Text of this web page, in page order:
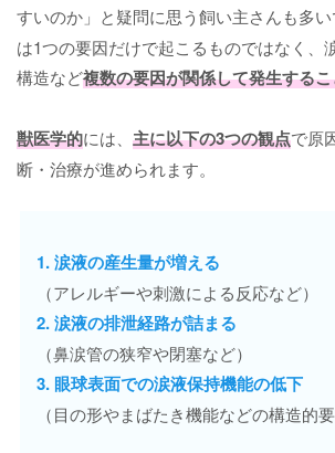
すいのか」と疑問に思う飼い主さんも多い
は1つの要因だけで起こるものではなく、
構造など複数の要因が関係して発生する
獣医学的には、 主に以下の3つの観点で原
断・治療が進められます。
1. 涙液の産生量が増える
（アレルギーや刺激による反応など）
2. 涙液の排泄経路が詰まる
（鼻涙管の狭窄や閉塞など）
3. 眼球表面での涙液保持機能の低下
（目の形やまばたき機能などの構造的要